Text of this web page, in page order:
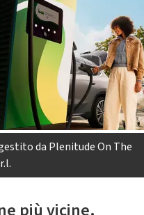
da Plenitude On The